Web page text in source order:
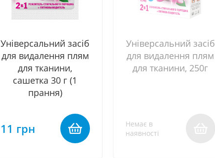
Універсальний засіб
для видалення плям
для тканини,
сашетка 30 г (1
прання)
11 грн
Універсальний засіб
для видалення плям
для тканини, 250г
Немає в
наявності